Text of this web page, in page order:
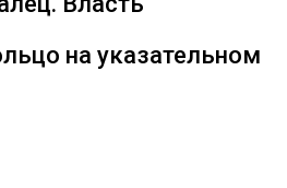
на указательном